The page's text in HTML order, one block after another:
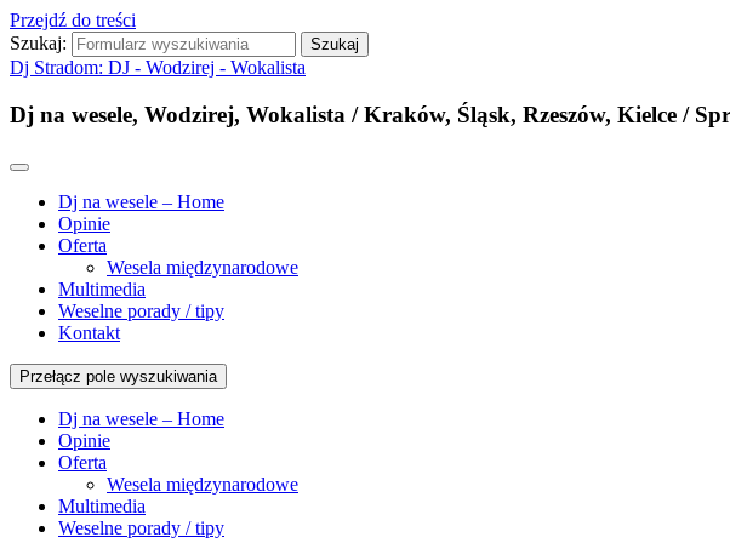
Przejdź do treści
Szukaj:
Dj Stradom: DJ - Wodzirej - Wokalista
Dj na wesele, Wodzirej, Wokalista / Kraków, Śląsk, Rzeszów, Kielce /
Dj na wesele – Home
Opinie
Oferta
Wesela międzynarodowe
Multimedia
Weselne porady / tipy
Kontakt
Przełącz pole wyszukiwania
Dj na wesele – Home
Opinie
Oferta
Wesela międzynarodowe
Multimedia
Weselne porady / tipy